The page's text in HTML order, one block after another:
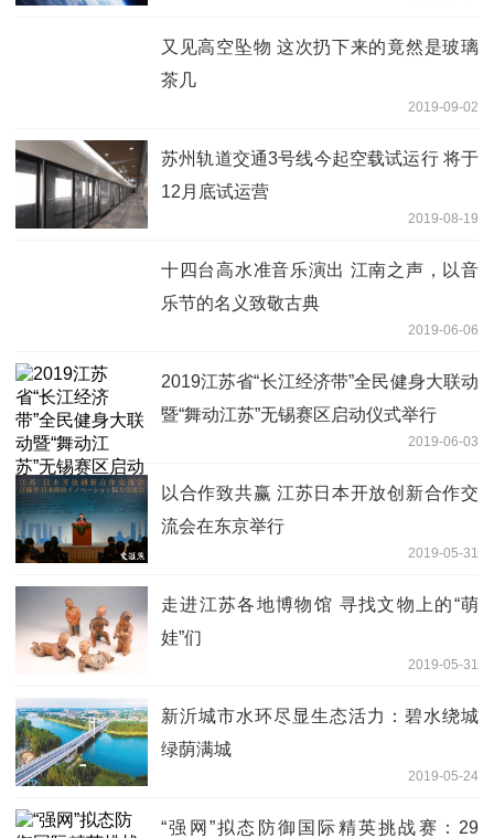
又见高空坠物 这次扔下来的竟然是玻璃
茶几
2019-09-02
苏州轨道交通3号线今起空载试运行 将于
12月底试运营
2019-08-19
十四台高水准音乐演出 江南之声，以音
乐节的名义致敬古典
2019-06-06
2019江苏省“长江经济带”全民健身大联动
暨“舞动江苏”无锡赛区启动仪式举行
2019-06-03
以合作致共赢 江苏日本开放创新合作交
流会在东京举行
2019-05-31
走进江苏各地博物馆 寻找文物上的“萌
娃”们
2019-05-31
新沂城市水环尽显生态活力：碧水绕城
绿荫满城
2019-05-24
“强网”拟态防御国际精英挑战赛：29